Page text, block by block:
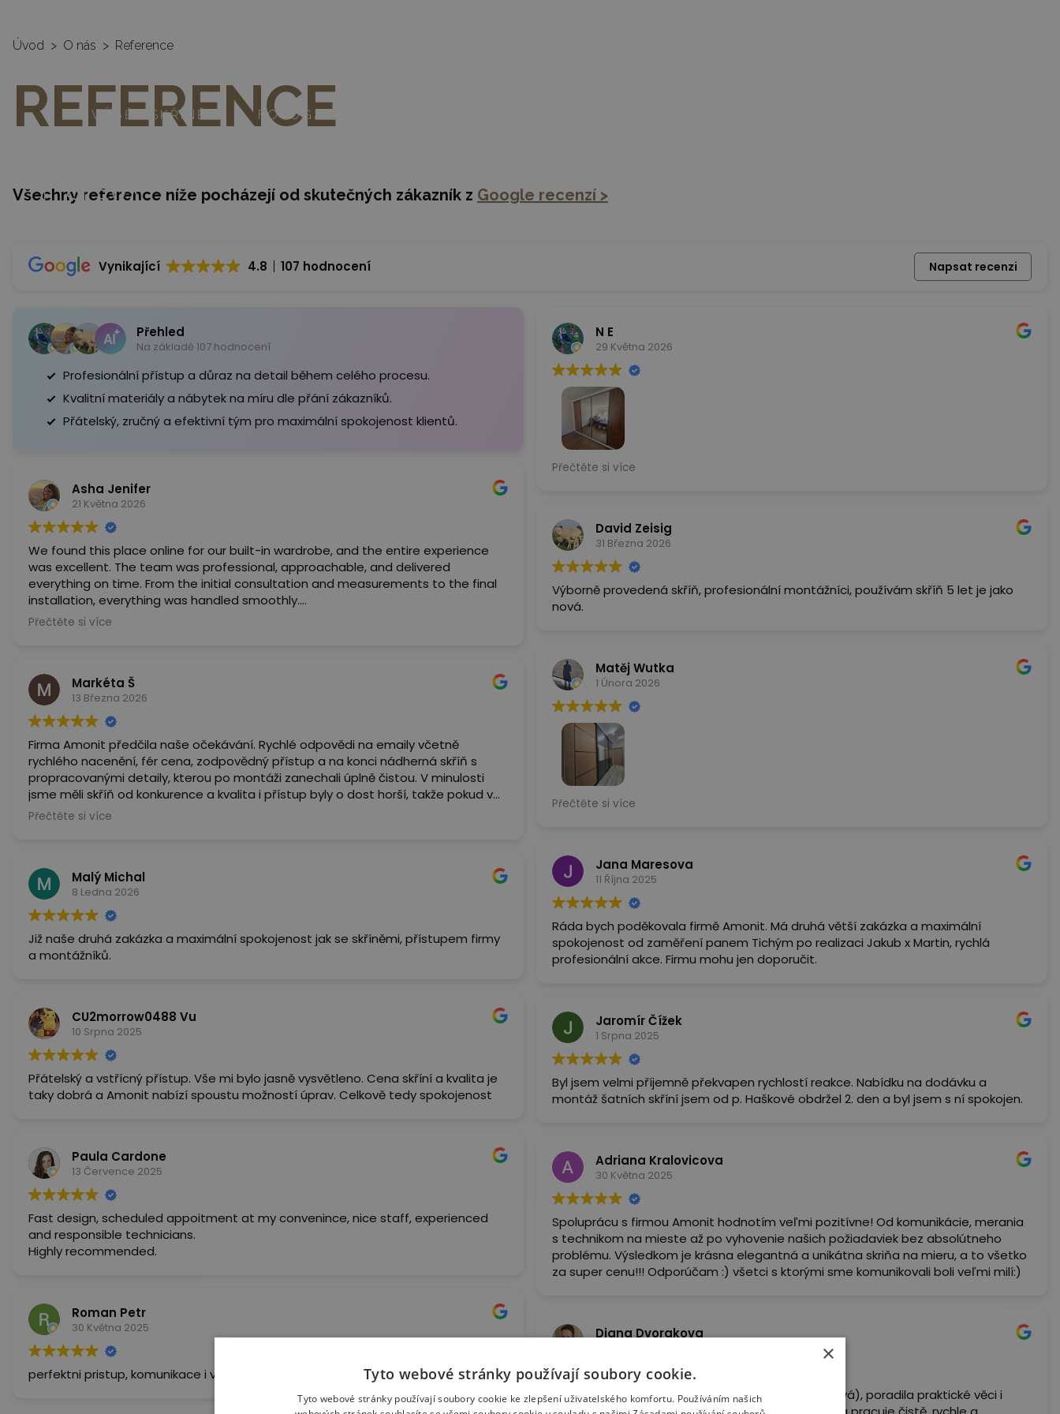
VÝBĚR SKŘÍNĚ FOTOGALERIE
SLEVA
Úvod > O nás > Reference
REFERENCE
Všechny reference níže pocházejí od skutečných zákazník z Google recenzí >
Vynikající 4.8 107 hodnocení Napsat recenzi
Přehled
Na základě 107 hodnocení
Profesionální přístup a důraz na detail během celého procesu.
Kvalitní materiály a nábytek na míru dle přání zákazníků.
Přátelský, zručný a efektivní tým pro maximální spokojenost klientů.
Asha Jenifer
21 Května 2026
We found this place online for our built-in wardrobe, and the entire experience
was excellent. The team was professional, approachable, and delivered
everything on time. From the initial consultation and measurements to the final
installation, everything was handled smoothly.
They also gave us some really practical suggestions during the planning stage,
Highly recommend their service.
Přečtěte si více
Markéta Š
13 Března 2026
Firma Amonit předčila naše očekávání. Rychlé odpovědi na emaily včetně
rychlého nacenění, fér cena, zodpovědný přístup a na konci nádherná skříň s
propracovanými detaily, kterou po montáži zanechali úplně čistou. V minulosti
jsme měli skříň od konkurence a kvalita i přístup byly o dost horší, takže pokud v
budoucnu budeme potřebovat další skříně, tak už jedině Amonit. Děkujeme
Přečtěte si více
Malý Michal
8 Ledna 2026
Již naše druhá zakázka a maximální spokojenost jak se skříněmi, přístupem firmy
a montážníků.
CU2morrow0488 Vu
10 Srpna 2025
Přátelský a vstřícný přístup. Vše mi bylo jasně vysvětleno. Cena skříní a kvalita je
taky dobrá a Amonit nabízí spoustu možností úprav. Celkově tedy spokojenost
Paula Cardone
13 Července 2025
Fast design, scheduled appoitment at my convenince, nice staff, experienced
and responsible technicians.
Highly recommended.
Roman Petr
30 Května 2025
perfektni pristup, komunikace i vyroba a prace
N E
29 Května 2026
Nádhera, jsme moc spokojeni. Cena je průměrná a ne příliš přehnaná.
Přečtěte si více
David Zeisig
31 Března 2026
Výborně provedená skříň, profesionální montážníci, používám skříň 5 let je jako
nová.
Matěj Wutka
1 Února 2026
Parádní přístup, velice příjemná cenová kalkulace. Páni řemeslníci precizní, rychlý
Přečtěte si více
Jana Maresova
11 Října 2025
Ráda bych poděkovala firmě Amonit. Má druhá větší zakázka a maximální
spokojenost od zaměření panem Tichým po realizaci Jakub x Martin, rychlá
profesionální akce. Firmu mohu jen doporučit.
Jaromír Čížek
1 Srpna 2025
Byl jsem velmi příjemně překvapen rychlostí reakce. Nabídku na dodávku a
montáž šatních skříní jsem od p. Haškové obdržel 2. den a byl jsem s ní spokojen.
Adriana Kralovicova
30 Května 2025
Spoluprácu s firmou Amonit hodnotím veľmi pozitívne! Od komunikácie, merania
s technikom na mieste až po vyhovenie našich požiadaviek bez absolútneho
problému. Výsledkom je krásna elegantná a unikátna skriňa na mieru, a to všetko
za super cenu!!! Odporúčam :) všetci s ktorými sme komunikovali boli veľmi milí:)
Diana Dvorakova
Maximální spokojenost se zaměřením (p. Zlesáková), poradila praktické věci i
×
Tyto webové stránky používají soubory cookie.
Tyto webové stránky používají soubory cookie ke zlepšení uživatelského komfortu. Používáním našich